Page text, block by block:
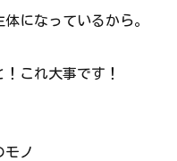
になっているから。
これ大事です！
モノ